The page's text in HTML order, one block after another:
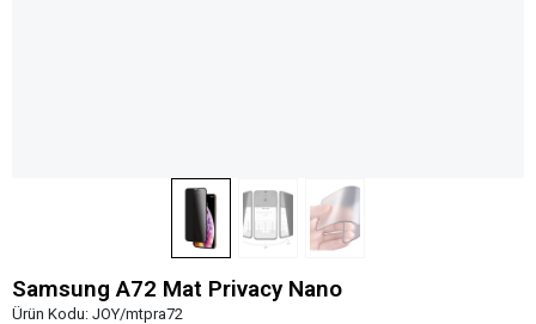
Samsung A72 Mat Privacy Nano
Ürün Kodu: JOY/mtpra72